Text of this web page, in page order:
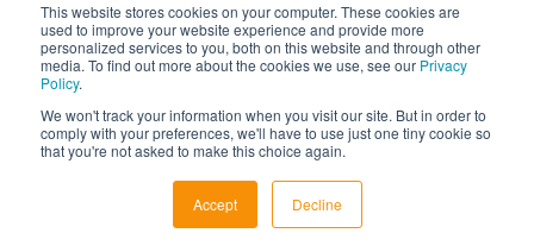
This website stores cookies on your computer. These cookies are
used to improve your website experience and provide more
personalized services to you, both on this website and through other
media. To find out more about the cookies we use, see our Privacy
Policy.
We won't track your information when you visit our site. But in order to
comply with your preferences, we'll have to use just one tiny cookie so
that you're not asked to make this choice again.
Accept Decline
© 2025 Business Translation Services | Optimational |
Privaatsuspoliitika